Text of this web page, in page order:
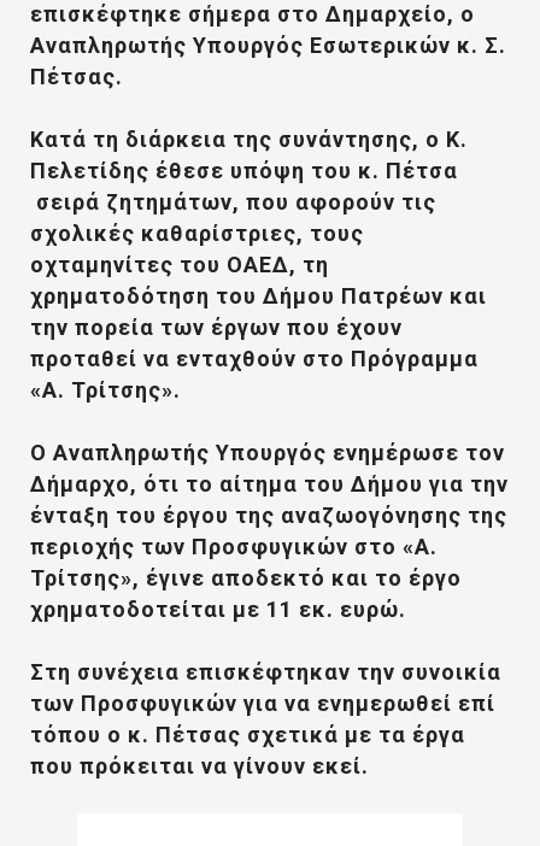
επισκέφτηκε σήμερα στο Δημαρχείο, ο
Αναπληρωτής Υπουργός Εσωτερικών κ. Σ.
Πέτσας.
Κατά τη διάρκεια της συνάντησης, ο Κ.
Πελετίδης έθεσε υπόψη του κ. Πέτσα
σειρά ζητημάτων, που αφορούν τις
σχολικές καθαρίστριες, τους
οχταμηνίτες του ΟΑΕΔ, τη
χρηματοδότηση του Δήμου Πατρέων και
την πορεία των έργων που έχουν
προταθεί να ενταχθούν στο Πρόγραμμα
«Α. Τρίτσης».
Ο Αναπληρωτής Υπουργός ενημέρωσε τον
Δήμαρχο, ότι το αίτημα του Δήμου για την
ένταξη του έργου της αναζωογόνησης της
περιοχής των Προσφυγικών στο «Α.
Τρίτσης», έγινε αποδεκτό και το έργο
χρηματοδοτείται με 11 εκ. ευρώ.
Στη συνέχεια επισκέφτηκαν την συνοικία
των Προσφυγικών για να ενημερωθεί επί
τόπου ο κ. Πέτσας σχετικά με τα έργα
που πρόκειται να γίνουν εκεί.